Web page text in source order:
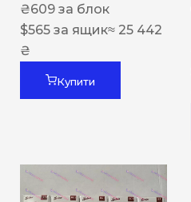
₴609 за блок
$565 за ящик≈ 25 442
₴
Купити